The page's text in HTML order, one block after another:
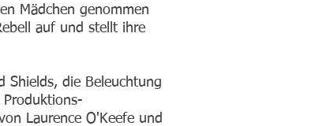
Mädchen genommen
auf und stellt ihre
Shields, die Beleuchtung
Laurence O'Keefe und